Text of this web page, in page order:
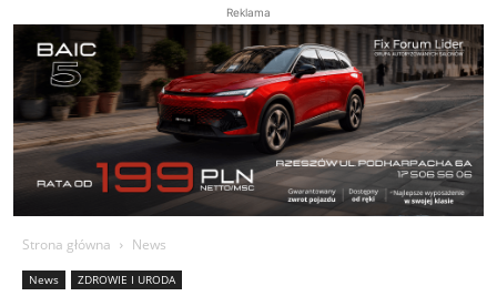
Reklama
Strona główna News
News ZDROWIE I URODA